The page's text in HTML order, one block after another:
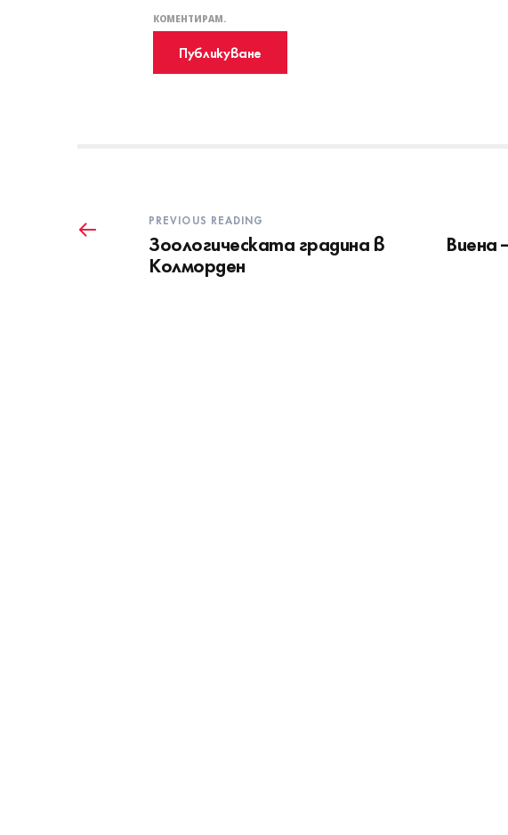
КОМЕНТИРАМ.
PREVIOUS READING
Зоологическата градина в
Колморден
Виена